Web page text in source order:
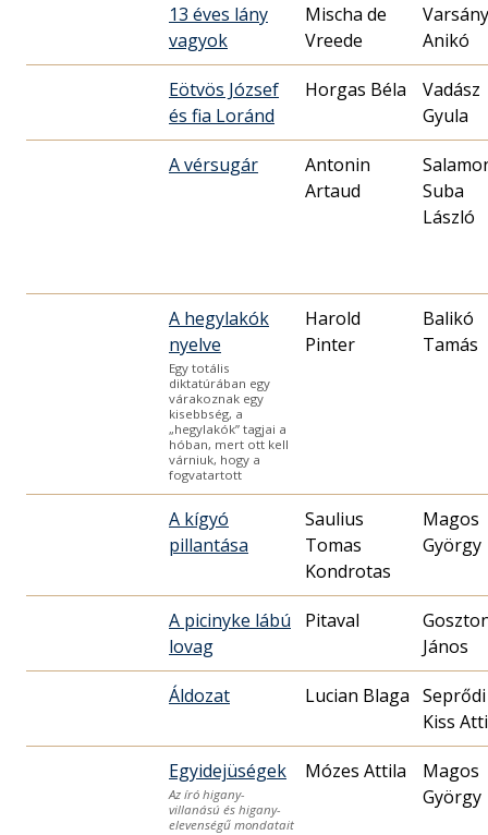
13 éves lány
vagyok
Mischa de
Vreede
Anikó
Eötvös József
és fia Loránd
Horgas Béla
Vadász
Gyula
A vérsugár
Antonin
Artaud
Suba
László
A hegylakók
nyelve
Egy totális
diktatúrában egy
várakoznak egy
kisebbség, a
„hegylakók” tagjai a
hóban, mert ott kell
várniuk, hogy a
fogvatartott
Harold
Pinter
Balikó
Tamás
A kígyó
pillantása
Saulius
Tomas
Kondrotas
Magos
György
A picinyke lábú
lovag
Pitaval
János
Áldozat Lucian Blaga Seprődi
Kiss
Egyidejüségek
Az író higany-
villanású és higany-
elevenségű mondatait
Mózes Attila
Magos
György